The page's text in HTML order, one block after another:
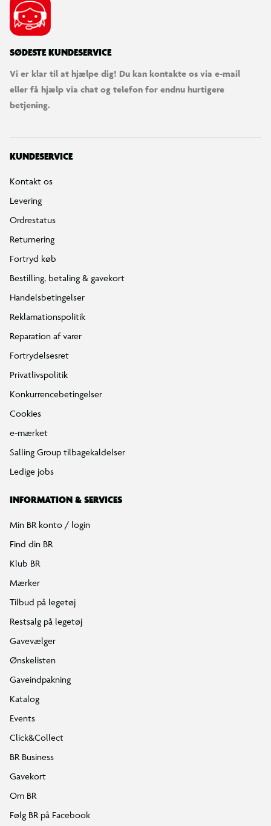
SØDESTE KUNDESERVICE
Vi er klar til at hjælpe dig! Du kan kontakte os via e-mail
eller få hjælp via chat og telefon for endnu hurtigere
betjening.
KUNDESERVICE
Kontakt os
Levering
Ordrestatus
Returnering
Fortryd køb
Bestilling, betaling & gavekort
Handelsbetingelser
Reklamationspolitik
Reparation af varer
Fortrydelsesret
Privatlivspolitik
Konkurrencebetingelser
Cookies
e-mærket
Salling Group tilbagekaldelser
Ledige jobs
INFORMATION & SERVICES
Min BR konto / login
Find din BR
Klub BR
Mærker
Tilbud på legetøj
Restsalg på legetøj
Gavevælger
Ønskelisten
Gaveindpakning
Katalog
Events
Click&Collect
BR Business
Gavekort
Om BR
Følg BR på Facebook